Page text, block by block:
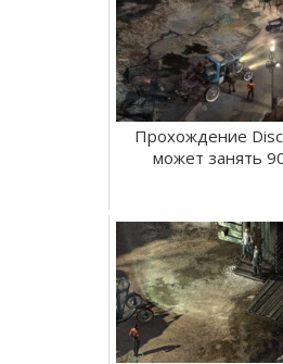
Прохождение
может занять